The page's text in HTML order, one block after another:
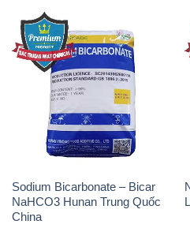
Sodium Bicarbonate – Bicar
NaHCO3 Hunan Trung Quốc